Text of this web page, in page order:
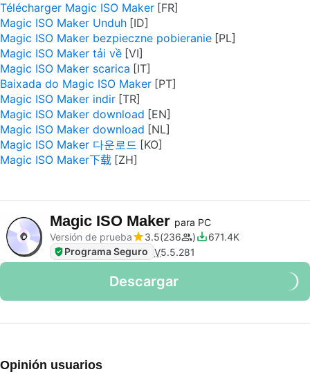
Télécharger Magic ISO Maker
Magic ISO Maker Unduh
Magic ISO Maker bezpieczne pobieranie
Magic ISO Maker tải về
Magic ISO Maker scarica
Baixada do Magic ISO Maker
Magic ISO Maker indir
Magic ISO Maker download
Magic ISO Maker download
Magic ISO Maker 다운로드
Magic ISO Maker下载
Magic ISO Maker para PC
Versión de prueba
3.5 236
671.4K
Programa Seguro V5.5.281
Descargar
Opinión usuarios